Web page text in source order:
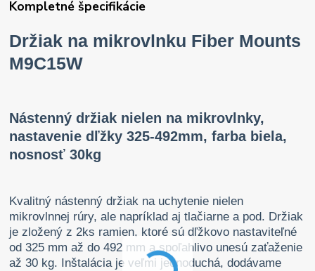
Kompletné špecifikácie
Držiak na mikrovlnku Fiber Mounts
M9C15W
Nástenný držiak nielen na mikrovlnky,
nastavenie dľžky 325-492mm, farba biela,
nosnosť 30kg
Kvalitný nástenný držiak na uchytenie nielen
mikrovlnnej rúry, ale napríklad aj tlačiarne a pod. Držiak
je zložený z 2ks ramien, ktoré sú dľžkovo nastaviteľné
od 325 mm až do 492 mm a spoľahlivo unesú zaťaženie
až 30 kg. Inštalácia je veľmi jednoduchá, dodávame